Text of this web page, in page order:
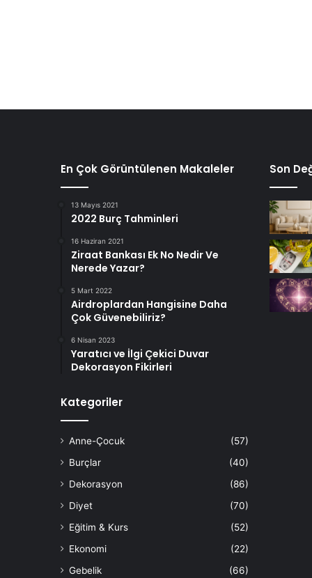
En Çok Görüntülenen Makaleler
13 Mayıs 2021
2022 Burç Tahminleri
16 Haziran 2021
Ziraat Bankası Ek No Nedir Ve
Nerede Yazar?
5 Mart 2022
Airdroplardan Hangisine Daha
Çok Güvenebiliriz?
6 Nisan 2023
Yaratıcı ve İlgi Çekici Duvar
Dekorasyon Fikirleri
Kategoriler
Anne-Çocuk
(57)
Burçlar
(40)
Dekorasyon
(86)
Diyet
(70)
Eğitim & Kurs
(52)
Ekonomi
(22)
Gebelik
(66)
Son